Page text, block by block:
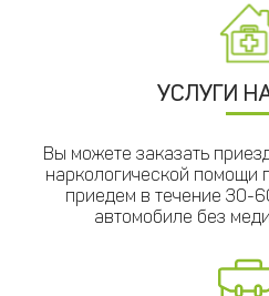
УСЛУГИ
Вы можете заказать
наркологической помощи
приедем в течение 30-
автомобиле без